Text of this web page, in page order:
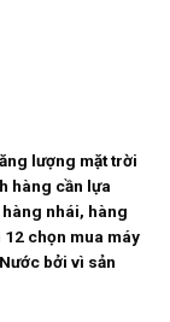
lượng mặt trời
hàng cần lựa
nhái, hàng
chọn mua máy
bởi vì sản